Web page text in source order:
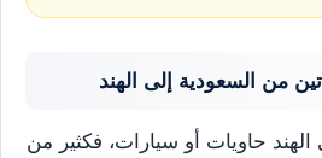
من السعودية إلى الهند
حاويات أو سيارات، فكثير من